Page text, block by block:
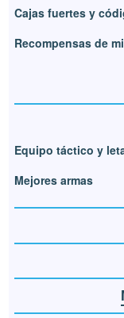
Cajas fuertes y
Recompensas de
Equipo táctico y
Mejores armas